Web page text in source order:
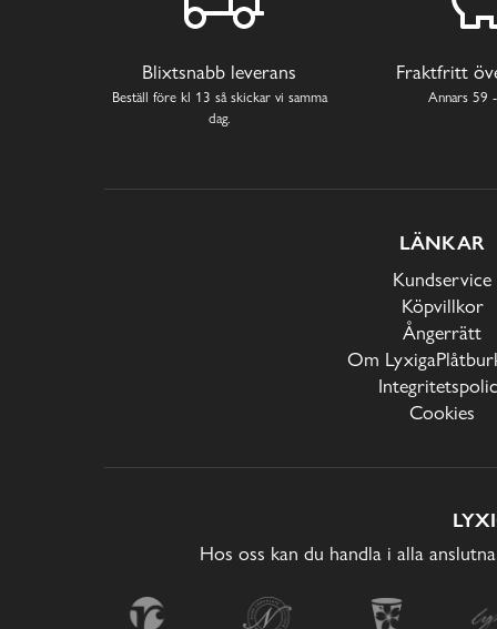
Blixtsnabb leverans
Beställ före kl 13 så skickar vi samma
dag.
Fraktfritt
Annars 59
LÄNKAR
Kundservice
Köpvillkor
Ångerrätt
Om
Cookies
Hos oss kan du handla i alla